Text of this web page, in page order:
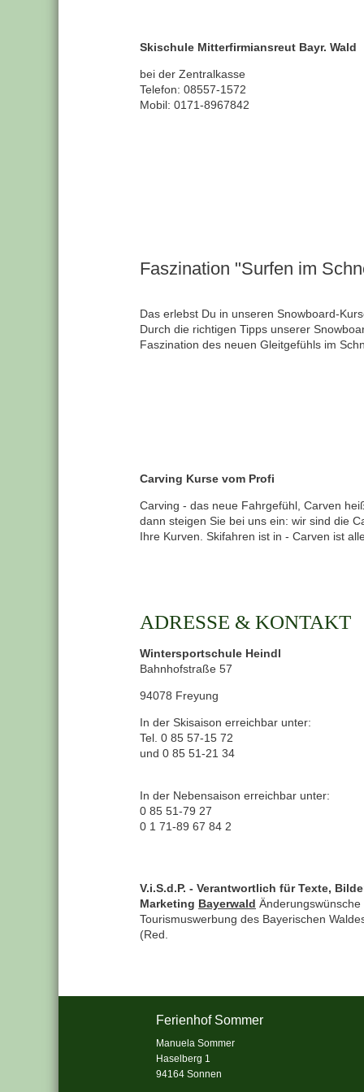
Skischule Mitterfirmiansreut Bayr. Wald
bei der Zentralkasse
Telefon: 08557-1572
Mobil: 0171-8967842
Faszination "Surfen im
Das erlebst Du in unseren Snowboard-
Durch die richtigen Tipps unserer
Faszination des neuen Gleitgefühls im
Carving Kurse vom Profi
Carving - das neue Fahrgefühl, Carven
dann steigen Sie bei uns ein: wir sind die
Ihre Kurven. Skifahren ist in - Carven ist
ADRESSE & KONTAKT
Wintersportschule Heindl
Bahnhofstraße 57
94078 Freyung
In der Skisaison erreichbar unter:
Tel. 0 85 57-15 72
und 0 85 51-21 34
In der Nebensaison erreichbar unter:
0 85 51-79 27
0 1 71-89 67 84 2
V.i.S.d.P. - Verantwortlich für Texte,
Marketing Bayerwald
Tourismuswerbung des Bayerischen
(Red.
Ferienhof Sommer
Manuela Sommer
Haselberg 1
94164 Sonnen